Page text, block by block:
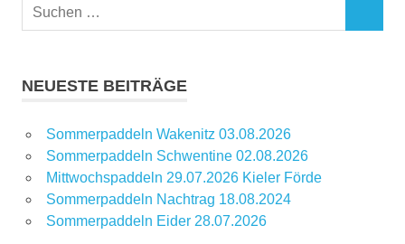
Suchen
NEUESTE BEITRÄGE
Sommerpaddeln Wakenitz 03.08.2026
Sommerpaddeln Schwentine 02.08.2026
Mittwochspaddeln 29.07.2026 Kieler Förde
Sommerpaddeln Nachtrag 18.08.2024
Sommerpaddeln Eider 28.07.2026